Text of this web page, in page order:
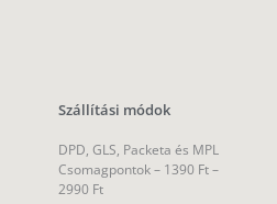
Szállítási módok
DPD, GLS, Packeta és MPL
Csomagpontok – 1390 Ft –
2990 Ft